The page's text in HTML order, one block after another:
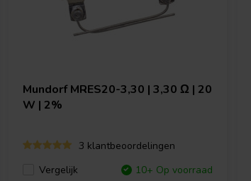
MundorfMRES20-3,30 | 3,30 Ω | 20
W | 2%
3 klantbeoordelingen
Vergelijk
10+ Op voorraad